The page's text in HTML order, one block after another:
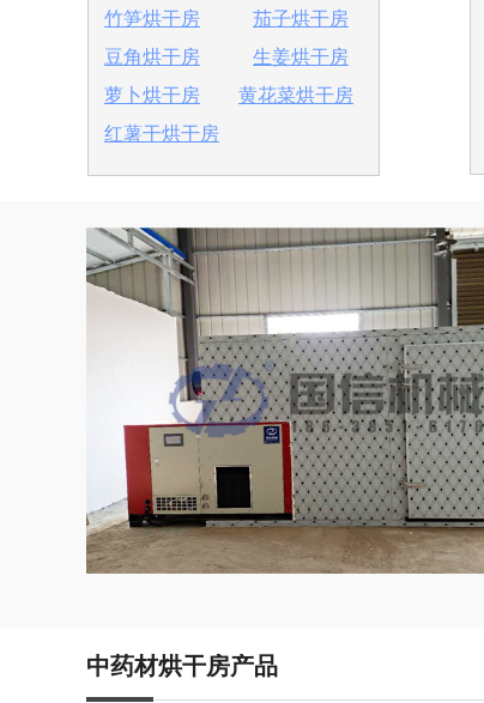
中药材烘干房产品
竹笋烘干房
茄子烘干房
豆角烘干房
生姜烘干房
萝卜烘干房
黄花菜烘干房
红薯干烘干房